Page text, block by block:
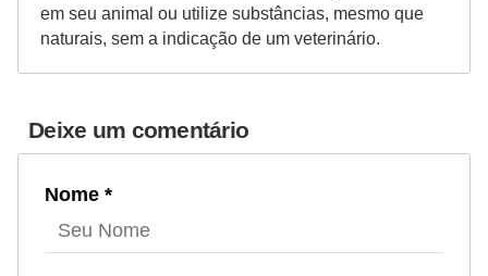
em seu animal ou utilize substâncias, mesmo que
naturais, sem a indicação de um veterinário.
Deixe um comentário
Nome *